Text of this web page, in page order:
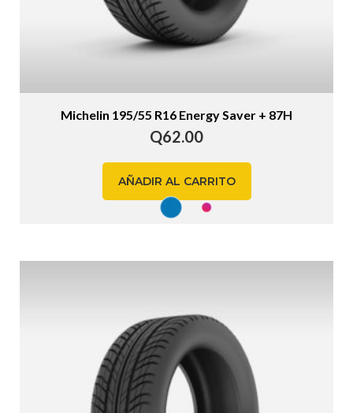
Michelin 195/55 R16 Energy Saver + 87H
Q62.00
AÑADIR AL CARRITO